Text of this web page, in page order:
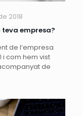
2018
empresa?
de l’empresa
i com hem vist
de